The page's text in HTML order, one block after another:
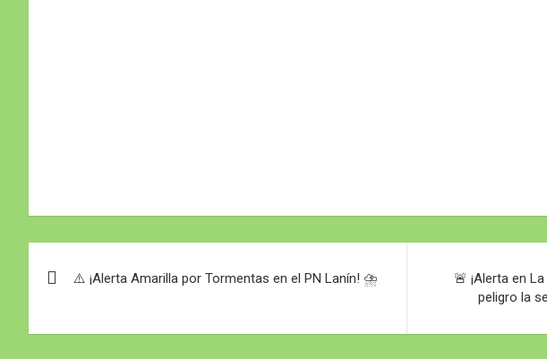
entradas
⚠️ ¡Alerta Amarilla por Tormentas en el PN Lanín! ⛈️
🚨 ¡Alerta en
peligro la